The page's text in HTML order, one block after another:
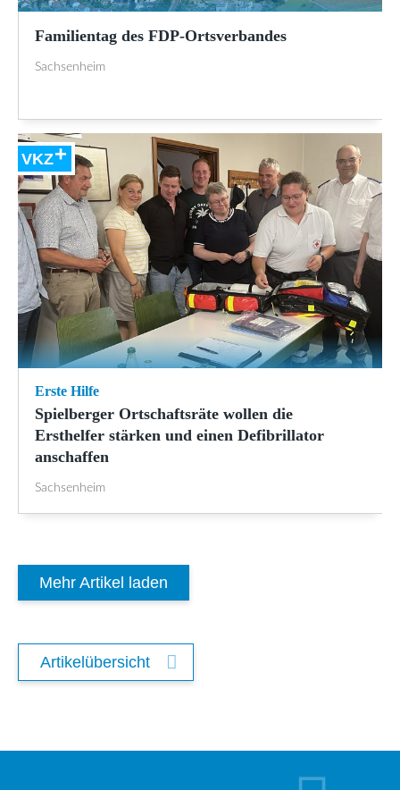
Familientag des FDP-Ortsverbandes
Sachsenheim
VKZ
Erste Hilfe
Spielberger Ortschaftsräte wollen die
Ersthelfer stärken und einen Defibrillator
anschaffen
Sachsenheim
Mehr Artikel laden
Artikelübersicht